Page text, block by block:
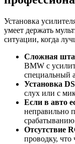
Установка
умеет держать
ситуации, когда
Сложная
BMW с
специальный
Установка
слух или с
Если в авто
неправильно
Отсутствие
проводку, что